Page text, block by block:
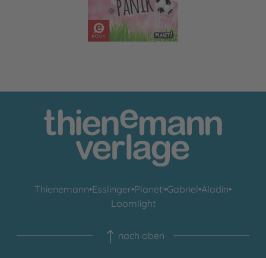
Thienemann•Esslinger•Planet!•Gabriel•Aladin•
Loomlight
nach oben